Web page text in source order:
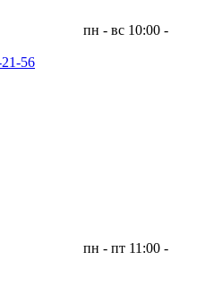
пн - вс 10:00 -
56
пн - пт 11:00 -